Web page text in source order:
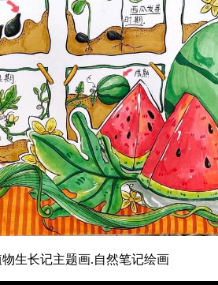
生长记主题画.自然笔记绘画